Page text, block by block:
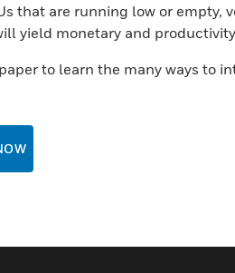
that are running low or empty,
yield monetary and
to learn the many ways to